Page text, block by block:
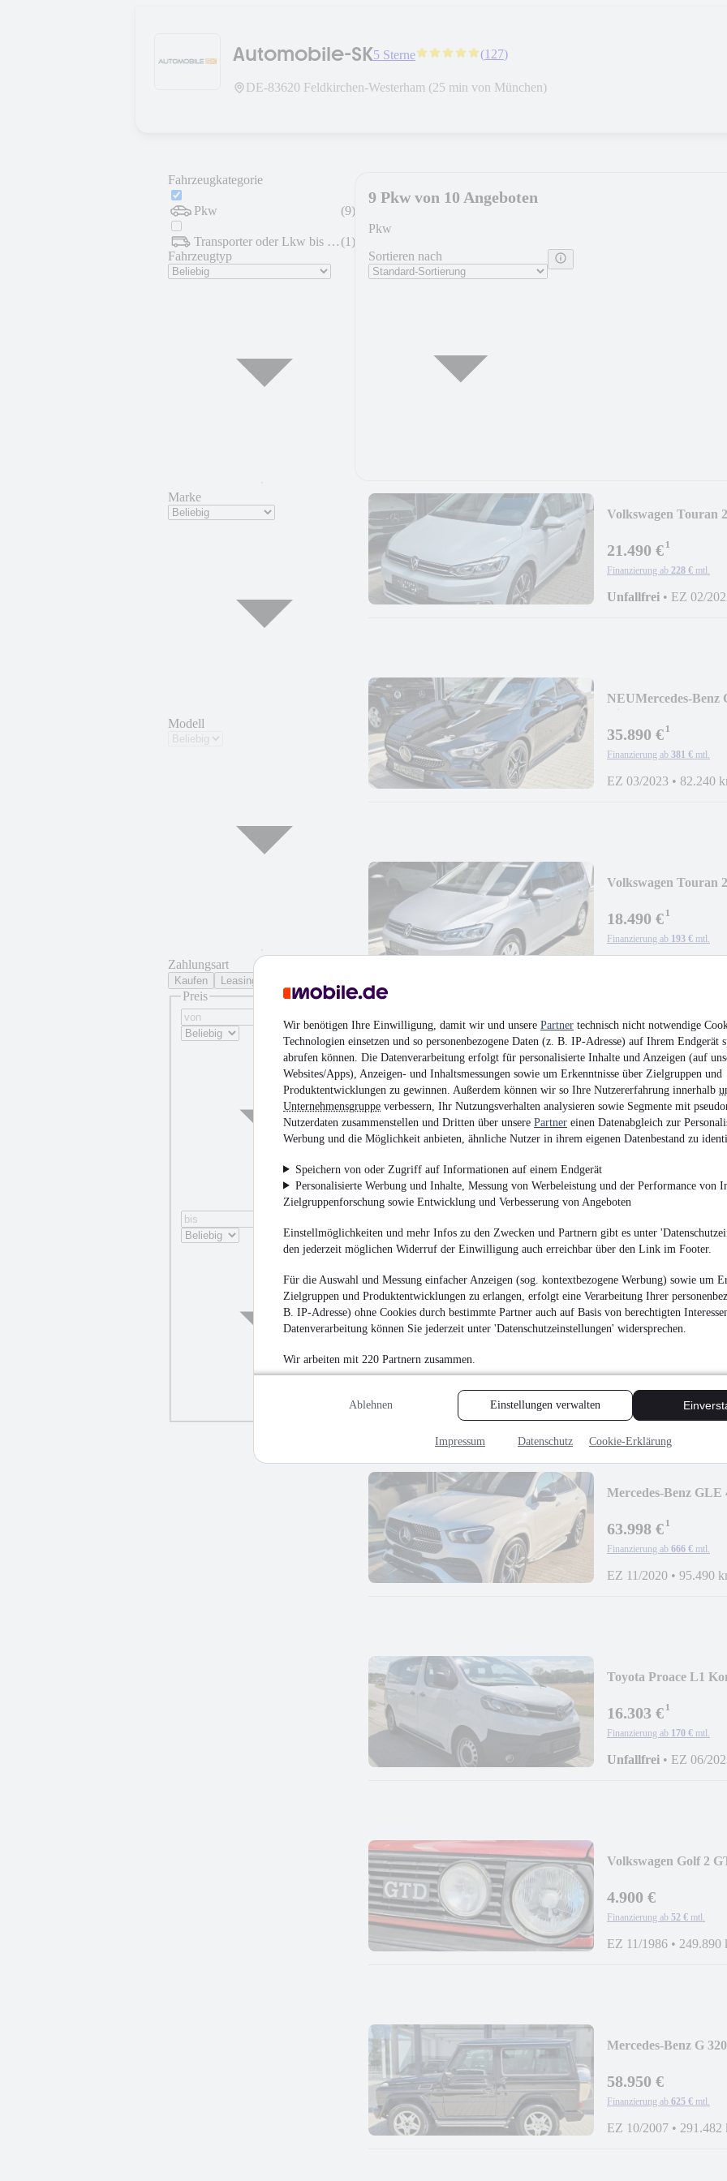
Wir benötigen Ihre Einwilligung, damit wir und unsere Partner technisch nicht notwendige
Technologien einsetzen und so personenbezogene Daten (z. B. IP-Adresse) auf Ihrem Endgerät
abrufen können. Die Datenverarbeitung erfolgt für personalisierte Inhalte und Anzeigen (auf
Websites/Apps), Anzeigen- und Inhaltsmessungen sowie um Erkenntnisse über Zielgruppen und
Produktentwicklungen zu gewinnen. Außerdem können wir so Ihre Nutzererfahrung innerhalb
Unternehmensgruppe verbessern, Ihr Nutzungsverhalten analysieren sowie Segmente mit
Nutzerdaten zusammenstellen und Dritten über unsere Partner einen Datenabgleich zur
Werbung und die Möglichkeit anbieten, ähnliche Nutzer in ihrem eigenen Datenbestand zu
Speichern von oder Zugriff auf Informationen auf einem Endgerät
Personalisierte Werbung und Inhalte, Messung von Werbeleistung und der Performance von
Zielgruppenforschung sowie Entwicklung und Verbesserung von Angeboten
Einstellmöglichkeiten und mehr Infos zu den Zwecken und Partnern gibt es unter
den jederzeit möglichen Widerruf der Einwilligung auch erreichbar über den Link im Footer.
Für die Auswahl und Messung einfacher Anzeigen (sog. kontextbezogene Werbung) sowie um
Zielgruppen und Produktentwicklungen zu erlangen, erfolgt eine Verarbeitung Ihrer
B. IP-Adresse) ohne Cookies durch bestimmte Partner auch auf Basis von berechtigten
Datenverarbeitung können Sie jederzeit unter 'Datenschutzeinstellungen' widersprechen.
Wir arbeiten mit 220 Partnern zusammen.
Ablehnen Einstellungen verwalten
Impressum Datenschutz Cookie-Erklärung
Automobile-SK5 Sterne (127)
DE-83620 Feldkirchen-Westerham (25 min von München)
Fahrzeugkategorie
Pkw (9)
Transporter oder Lkw bis 7,5 t (1)
Fahrzeugtyp
Marke
Modell
Zahlungsart
Kaufen Leasing
Preis
9 Pkw von 10 Angeboten
Pkw
Sortieren nach
Volkswagen Touran
21.490 €¹
Finanzierung ab 228 € mtl.
Unfallfrei • EZ 02/
NEUMercedes-
35.890 €¹
Finanzierung ab 381 € mtl.
EZ 03/2023 • 82.240
Volkswagen Touran
18.490 €¹
Finanzierung ab 193 € mtl.
Volkswagen Touran
Sitzer|Keyless|Standhei
21.420 €¹
Finanzierung ab 223 € mtl.
NEU Volkswagen
33.915 €¹
Finanzierung ab 360 €
Unfallfrei•EZ 02/2024
Mercedes-Benz GLE
63.998 €¹
Finanzierung ab 666 € mtl.
EZ 11/2020 • 95.490
Toyota Proace L1
16.303 €¹
Finanzierung ab 170 € mtl.
Unfallfrei • EZ 06/
Volkswagen Golf 2
4.900 €
Finanzierung ab 52 € mtl.
EZ 11/1986 • 249.890
Mercedes-Benz G
58.950 €
Finanzierung ab 625 € mtl.
EZ 10/2007 • 291.482